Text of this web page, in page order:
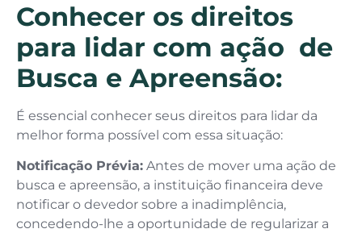
Conhecer os direitos
para lidar com ação de
Busca e Apreensão:
É essencial conhecer seus direitos para lidar da
melhor forma possível com essa situação:
Notificação Prévia: Antes de mover uma ação de
busca e apreensão, a instituição financeira deve
notificar o devedor sobre a inadimplência,
concedendo-lhe a oportunidade de regularizar a